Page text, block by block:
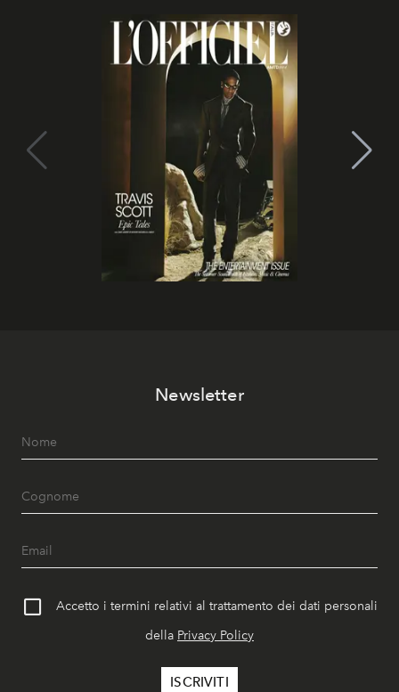
Newsletter
Accetto i termini relativi al trattamento dei dati personali
della Privacy Policy